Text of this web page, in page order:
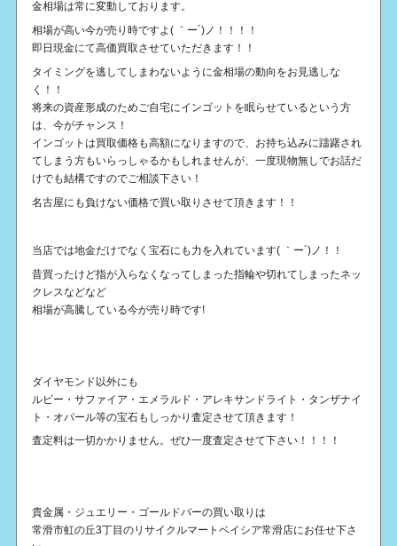
金相場は常に変動しております。
相場が高い今が売り時ですよ( ｀ー´)ノ！！！！
即日現金にて高価買取させていただきます！！
タイミングを逃してしまわないように金相場の動向をお見逃しな
く！！
将来の資産形成のためご自宅にインゴットを眠らせているという方
は、今がチャンス！
インゴットは買取価格も高額になりますので、お持ち込みに躊躇され
てしまう方もいらっしゃるかもしれませんが、一度現物無しでお話だ
けでも結構ですのでご相談下さい！
名古屋にも負けない価格で買い取りさせて頂きます！！
当店では地金だけでなく宝石にも力を入れています( ｀ー´)ノ！！
昔買ったけど指が入らなくなってしまった指輪や切れてしまったネッ
クレスなどなど
相場が高騰している今が売り時です!
ダイヤモンド以外にも
ルビー・サファイア・エメラルド・アレキサンドライト・タンザナイ
ト・オパール等の宝石もしっかり査定させて頂きます！
査定料は一切かかりません。ぜひ一度査定させて下さい！！！！
貴金属・ジュエリー・ゴールドバーの買い取りは
常滑市虹の丘3丁目のリサイクルマートベイシア常滑店にお任せ下さ